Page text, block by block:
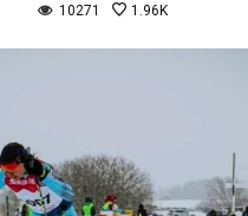
10271 1.96K